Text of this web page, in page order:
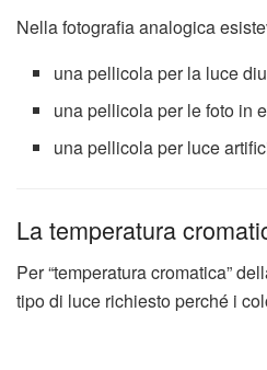
Nella fotografia analogica
una pellicola per la luce
una pellicola per le foto in
una pellicola per luce
La temperatura
Per “temperatura cromatica”
tipo di luce richiesto perché i